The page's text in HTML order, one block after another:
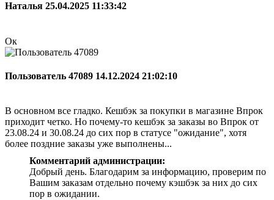
Наталья 25.04.2025 11:33:42
Ок
Пользователь 47089 14.12.2024 21:02:10
В основном все гладко. Кешбэк за покупки в магазине Впрок
приходит четко. Но почему-то кешбэк за заказы во Впрок от
23.08.24 и 30.08.24 до сих пор в статусе "ожидание", хотя
более поздние заказы уже выполнены...
Комментарий администрации:
Добрый день. Благодарим за информацию, проверим по
Вашим заказам отдельно почему кэшбэк за них до сих
пор в ожидании.